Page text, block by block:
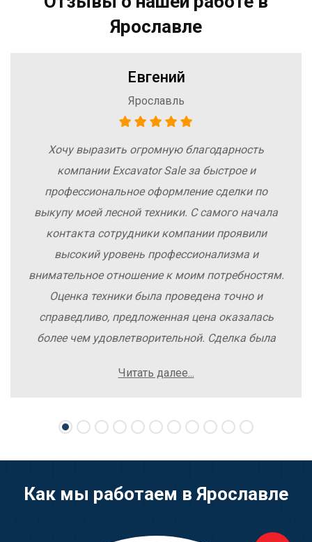
Ярославле
Евгений
Ярославль
Хочу выразить огромную благодарность
компании Excavator Sale за быстрое и
профессиональное оформление сделки по
выкупу моей лесной техники. С самого начала
контакта сотрудники компании проявили
высокий уровень профессионализма и
внимательное отношение к моим потребностям.
Оценка техники была проведена точно и
справедливо, предложенная цена оказалась
более чем удовлетворительной. Сделка была
осложнений. Рекомендую компанию Excavator
свою спецтехнику.
Читать далее...
Как мы работаем в Ярославле